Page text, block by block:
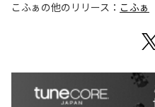
こふぁ の他のリリース： こふぁ